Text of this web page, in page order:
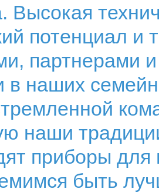
Высокая
потенциал и
партнерами
наших
наши
приборы
быть